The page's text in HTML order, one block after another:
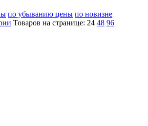
по убыванию цены по новизне
Товаров на странице: 24 48 96